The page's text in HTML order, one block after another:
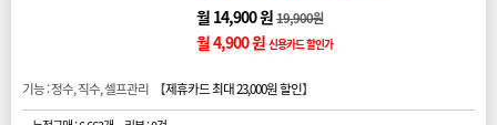
월 14,900 원19,900원
월 4,900 원 신용카드 할인가
기능 : 정수, 직수, 셀프관리 【제휴카드 최대 23,000원 할인】